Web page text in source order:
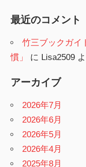
最近のコメント
竹三ブックガイ
慣」
に Lisa2509
アーカイブ
2026年7月
2026年6月
2026年5月
2026年4月
2025年8月